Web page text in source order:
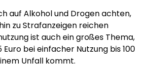
auf Alkohol und Drogen achten,
zu Strafanzeigen reichen
ist auch ein großes Thema,
bei einfacher Nutzung bis 100
Unfall kommt.